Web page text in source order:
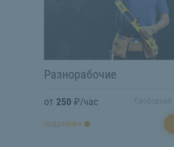
Разнорабочие
от 250 ₽/час
подробнее